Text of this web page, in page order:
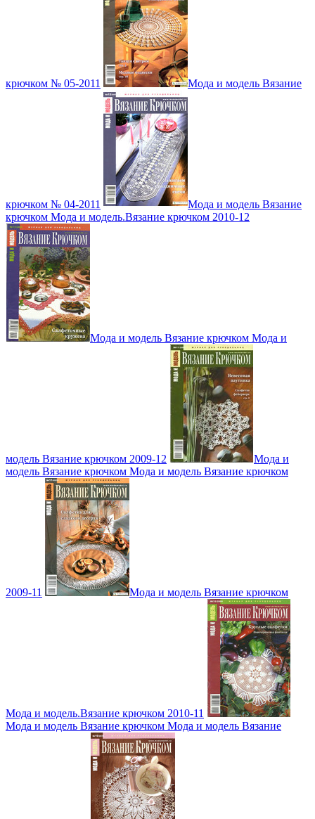
крючком № 05-2011 Мода и модель Вязание
крючком № 04-2011
Мода и модель Вязание
крючком Мода и модель.Вязание крючком 2010-12
Мода и модель Вязание крючком Мода и
модель Вязание крючком 2009-12
Мода и
модель Вязание крючком Мода и модель Вязание крючком
2009-11 Мода и модель Вязание крючком
Мода и модель.Вязание крючком 2010-11
Мода и модель Вязание крючком Мода и модель Вязание